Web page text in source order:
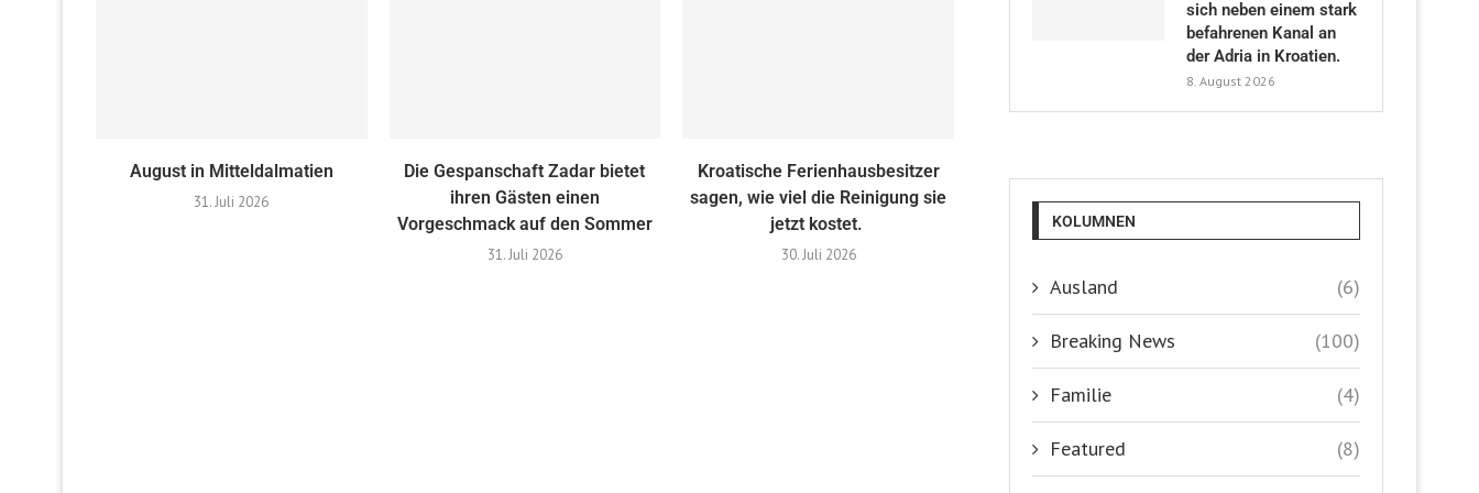
August in Mitteldalmatien
31. Juli 2026
Die Gespanschaft Zadar bietet
ihren Gästen einen
Vorgeschmack auf den Sommer
31. Juli 2026
Kroatische Ferienhausbesitzer
sagen, wie viel die Reinigung sie
jetzt kostet.
30. Juli 2026
sich neben einem stark
befahrenen Kanal an
der Adria in Kroatien.
8. August 2026
KOLUMNEN
Ausland (6)
Breaking News (100)
Familie (4)
Featured (8)